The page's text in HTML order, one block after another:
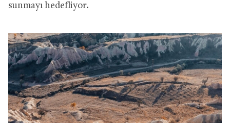
sunmayı hedefliyor.